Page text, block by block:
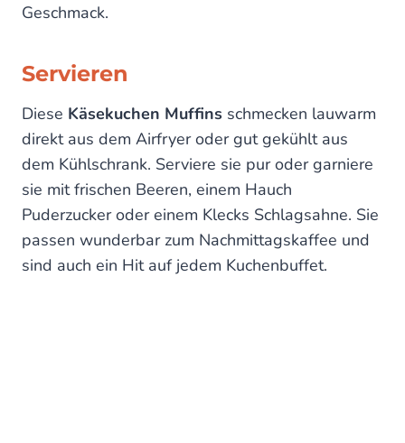
Geschmack.
Servieren
Diese Käsekuchen Muffins schmecken lauwarm
direkt aus dem Airfryer oder gut gekühlt aus
dem Kühlschrank. Serviere sie pur oder garniere
sie mit frischen Beeren, einem Hauch
Puderzucker oder einem Klecks Schlagsahne. Sie
passen wunderbar zum Nachmittagskaffee und
sind auch ein Hit auf jedem Kuchenbuffet.